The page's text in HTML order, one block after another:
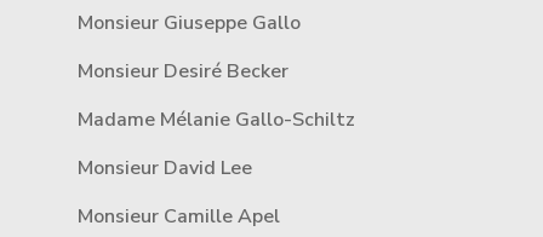
Monsieur Giuseppe Gallo
Monsieur Desiré Becker
Madame Mélanie Gallo-Schiltz
Monsieur David Lee
Monsieur Camille Apel